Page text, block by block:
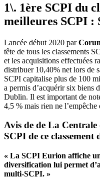
1\. 1ère SCPI du
meilleures SCPI :
Lancée début 2020 par
tête de tous les classements
et les acquisitions effectuées
distribuer 10,40% net lors de
SCPI capitalise plus de 100
a permis d’acquérir six biens
Dublin. Il est important de
4,5 % mais rien ne l’empêche
Avis de de La
SCPI de ce classement
« La SCPI Eurion affiche
diversification lui permet
multi-SCPI. »